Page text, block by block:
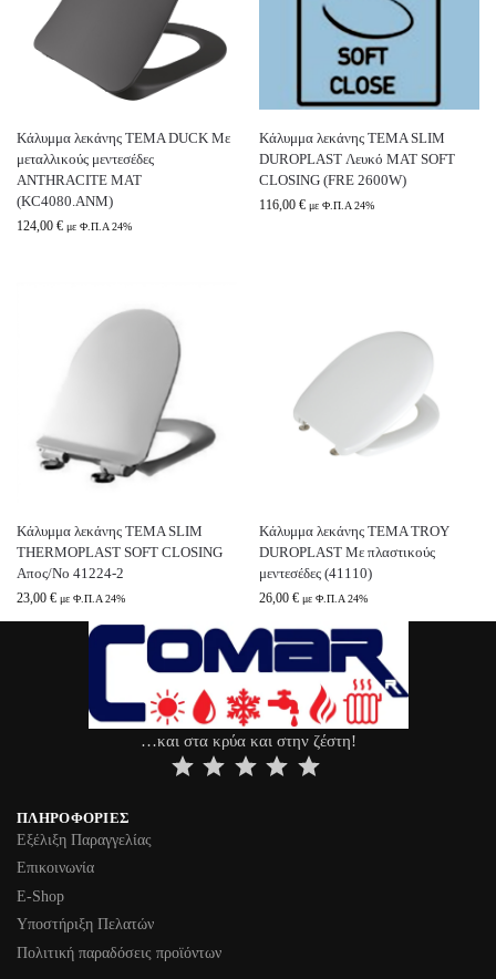
Κάλυμμα λεκάνης TEMA DUCK Με
μεταλλικoύς μεντεσέδες
ANTHRACITE MAT
(KC4080.ΑΝΜ)
124,00 € με Φ.Π.Α 24%
Κάλυμμα λεκάνης TEMA SLIM
DUROPLAST Λευκό MAT SOFT
CLOSING (FRE 2600W)
116,00 € με Φ.Π.Α 24%
Κάλυμμα λεκάνης ΤΕΜΑ SLIM
THERMOPLAST SOFT CLOSING
Απος/Νο 41224-2
23,00 € με Φ.Π.Α 24%
Κάλυμμα λεκάνης TEMA TROY
DUROPLAST Με πλαστικούς
μεντεσέδες (41110)
26,00 € με Φ.Π.Α 24%
…και στα κρύα και στην ζέστη!
ΠΛΗΡΟΦΟΡΊΕΣ
Εξέλιξη Παραγγελίας
Επικοινωνία
Ε-Shop
Υποστήριξη Πελατών
Πολιτική παραδόσεις προϊόντων